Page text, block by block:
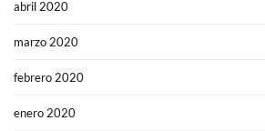
abril 2020
marzo 2020
febrero 2020
enero 2020